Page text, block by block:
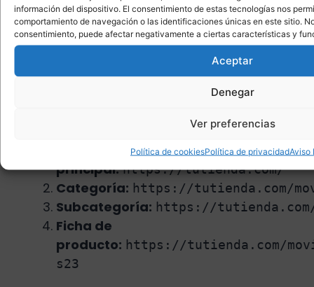
información del dispositivo. El consentimiento de estas tecnologías nos
comportamiento de navegación o las identificaciones únicas en este sitio.
consentimiento, puede afectar negativamente a ciertas características y
Aceptar
Denegar
Ver preferencias
Política de cookiesPolítica de privacidadAviso
arquitectura SEO
transaccional
Imagina que gestionas una tienda online
sitio web para vender móviles:
principal: https://tutienda.com/
Categoría: https://tutienda.com/
Subcategoría: https://tutienda.com/
Ficha de
producto: https://tutienda.com/
s23